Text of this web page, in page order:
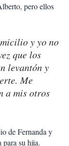
pero ellos
y yo no
que los
levantón y
Me
a mis otros
de Fernanda y
su hija.